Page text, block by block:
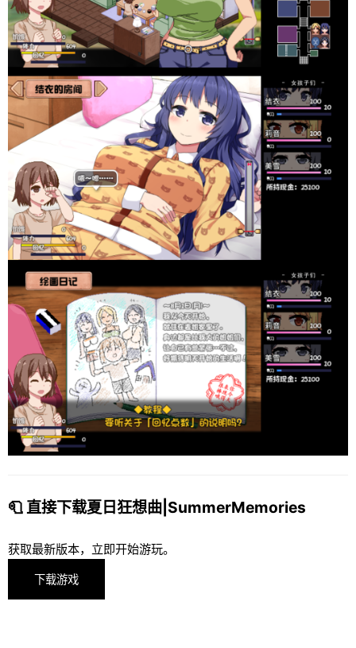
🧻 直接下载夏日狂想曲|SummerMemories
获取最新版本，立即开始游玩。
下载游戏